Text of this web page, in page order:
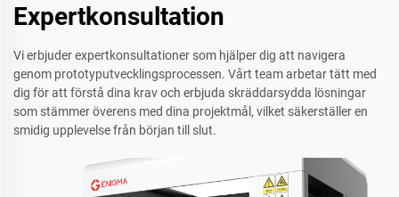
Expertkonsultation
Vi erbjuder expertkonsultationer som hjälper dig att navigera
genom prototyputvecklingsprocessen. Vårt team arbetar tätt med
dig för att förstå dina krav och erbjuda skräddarsydda lösningar
som stämmer överens med dina projektmål, vilket säkerställer en
smidig upplevelse från början till slut.